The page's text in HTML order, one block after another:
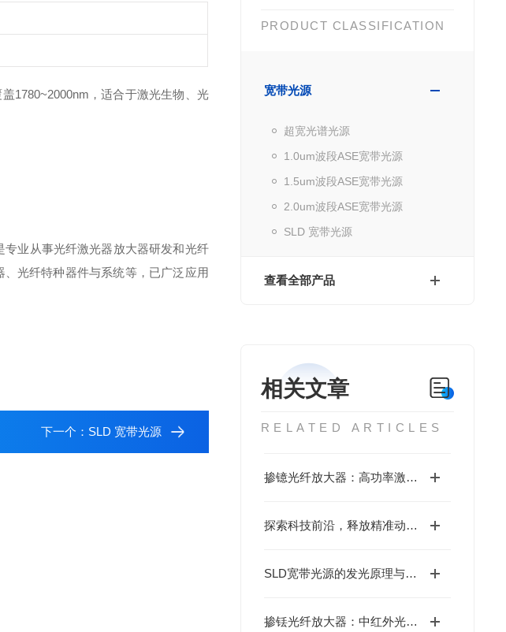
PRODUCT CLASSIFICATION
宽带光源
超宽光谱光源
1.0um波段ASE宽带光源
1.5um波段ASE宽带光源
2.0um波段ASE宽带光源
SLD 宽带光源
查看全部产品
相关文章
RELATED ARTICLES
掺镱光纤放大器：高功率激光领域的增益引擎
探索科技前沿，释放精准动力——纳秒脉冲光纤激光器
SLD宽带光源的发光原理与特性
掺铥光纤放大器：中红外光领域的光强增强器
1780~2000nm，适合于激光生物、光
业从事光纤激光器放大器研发和光纤
光纤特种器件与系统等，已广泛应用
下一个： SLD 宽带光源